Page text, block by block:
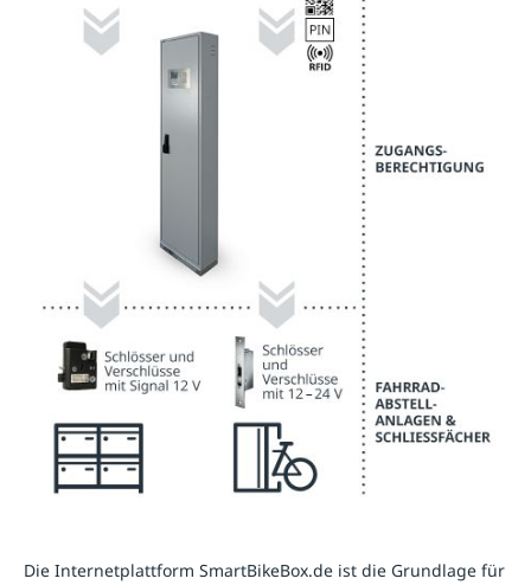
Die Internetplattform SmartBikeBox.de ist die Grundlage für